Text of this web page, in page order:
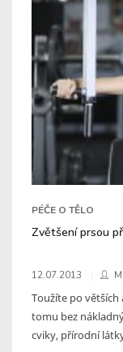
PÉČE O TĚLO
Zvětšení prsou
12.07.2013
Toužíte po větších
tomu bez
cviky, přírodní